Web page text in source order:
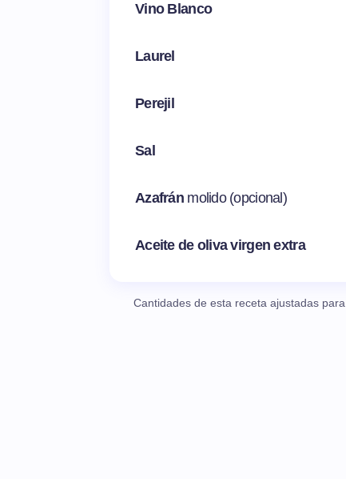
Vino Blanco
Laurel
Perejil
Sal
Azafrán molido (opcional)
Aceite de oliva virgen extra
Cantidades de esta receta ajustadas para